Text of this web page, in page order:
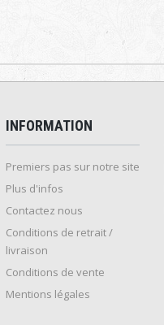
INFORMATION
Premiers pas sur notre site
Plus d'infos
Contactez nous
Conditions de retrait /
livraison
Conditions de vente
Mentions légales